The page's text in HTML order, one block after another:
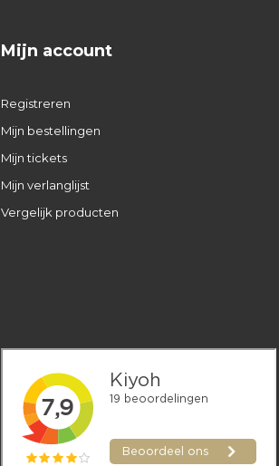
Mijn account
Registreren
Mijn bestellingen
Mijn tickets
Mijn verlanglijst
Vergelijk producten